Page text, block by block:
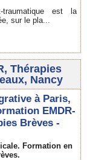
est la
sur le pla...
Thérapies
Nancy
à Paris,
EMDR-
Brèves -
Formation en